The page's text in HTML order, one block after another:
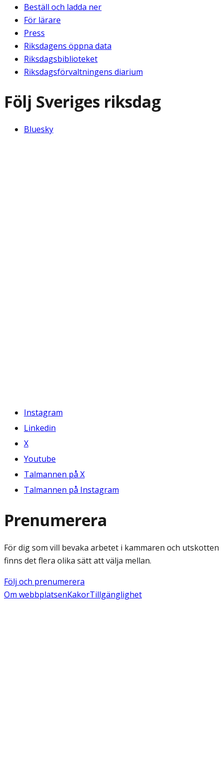
Beställ och ladda ner
För lärare
Press
Riksdagens öppna data
Riksdagsbiblioteket
Riksdagsförvaltningens diarium
Följ Sveriges riksdag
Bluesky
Instagram
Linkedin
X
Youtube
Talmannen på X
Talmannen på Instagram
Prenumerera
För dig som vill bevaka arbetet i kammaren och utskotten
finns det flera olika sätt att välja mellan.
Följ och prenumerera
Om webbplatsenKakorTillgänglighet